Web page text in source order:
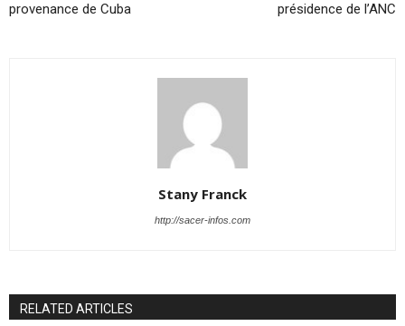
provenance de Cuba
présidence de l’ANC
Stany Franck
http://sacer-infos.com
RELATED ARTICLES